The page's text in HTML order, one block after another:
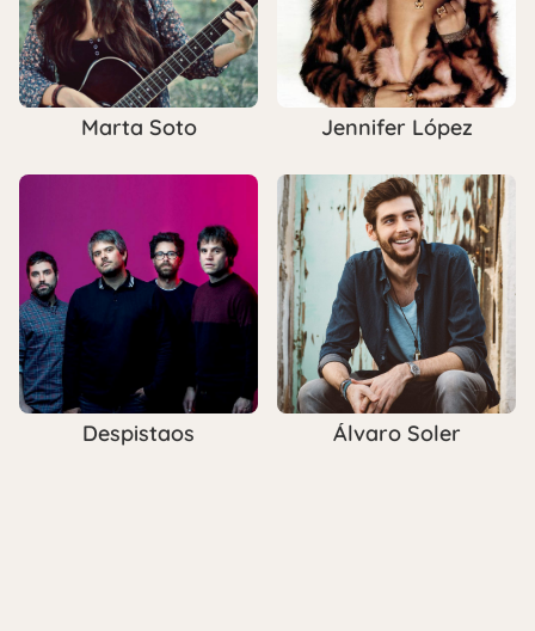
Marta Soto Jennifer López
Despistaos Álvaro Soler